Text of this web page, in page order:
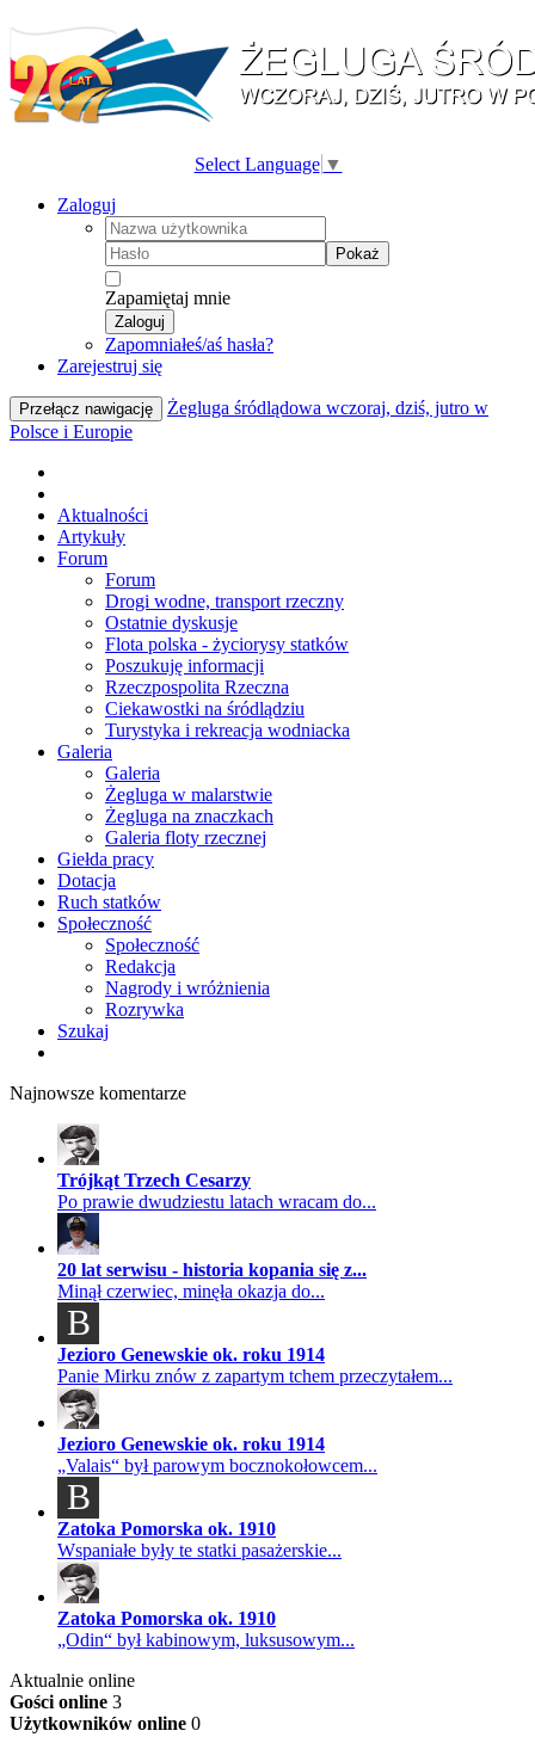
Select Language ▼
Zaloguj
Pokaż
Zapamiętaj mnie
Zaloguj
Zapomniałeś/aś hasła?
Zarejestruj się
Przełącz nawigację
Żegluga śródlądowa wczoraj, dziś, jutro w
Polsce i Europie
Aktualności
Artykuły
Forum
Forum
Drogi wodne, transport rzeczny
Ostatnie dyskusje
Flota polska - życiorysy statków
Poszukuję informacji
Rzeczpospolita Rzeczna
Ciekawostki na śródlądziu
Turystyka i rekreacja wodniacka
Galeria
Galeria
Żegluga w malarstwie
Żegluga na znaczkach
Galeria floty rzecznej
Giełda pracy
Dotacja
Ruch statków
Społeczność
Społeczność
Redakcja
Nagrody i wróżnienia
Rozrywka
Szukaj
Najnowsze komentarze
Trójkąt Trzech Cesarzy
Po prawie dwudziestu latach wracam do...
20 lat serwisu - historia kopania się z...
Minął czerwiec, minęła okazja do...
B
Jezioro Genewskie ok. roku 1914
Panie Mirku znów z zapartym tchem przeczytałem...
Jezioro Genewskie ok. roku 1914
„Valais“ był parowym bocznokołowcem...
B
Zatoka Pomorska ok. 1910
Wspaniałe były te statki pasażerskie...
Zatoka Pomorska ok. 1910
„Odin“ był kabinowym, luksusowym...
Aktualnie online
Gości online 3
Użytkowników online 0